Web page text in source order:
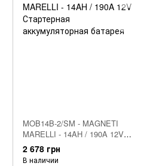
MOB14B-2/SM - MAGNETI
MARELLI - 14AH / 190A 12V
Стартерная аккумуляторная
батарея
2 678 грн
В наличии